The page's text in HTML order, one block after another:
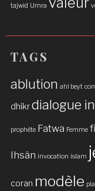
tajwid Umra
TAGS
ablution ahl beyt
dhikrdialogue
prophète Fatwa Femme
Ihsân invocation islam
coran modèle